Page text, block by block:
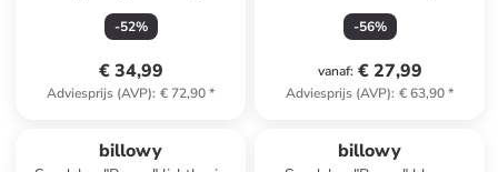
-52%
€ 34,99
Adviesprijs (AVP): € 72,90*
-56%
vanaf: € 27,99
Adviesprijs (AVP): € 63,90*
billowy billowy